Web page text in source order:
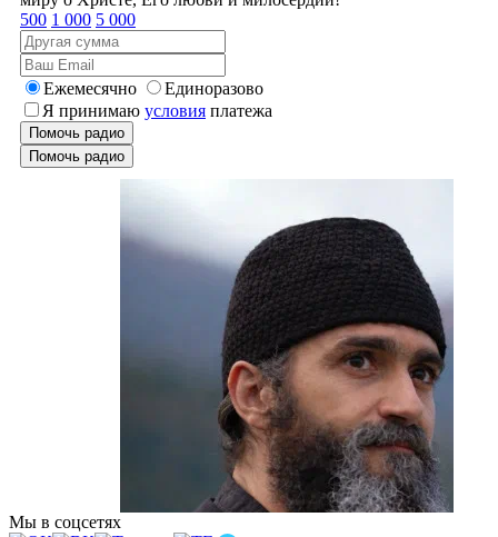
500 1 000 5 000
Ежемесячно
Единоразово
Я принимаю условия платежа
Помочь радио
Помочь радио
Мы в соцсетях